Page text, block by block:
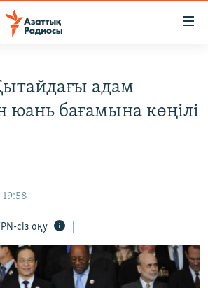
адам
бағамына көңілі
сіз оқу